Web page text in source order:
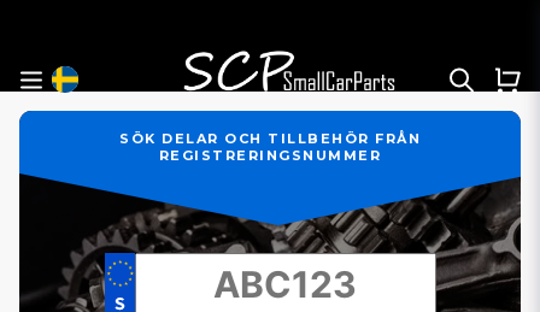
SÖK DELAR OCH TILLBEHÖR FRÅN
REGISTRERINGSNUMMER